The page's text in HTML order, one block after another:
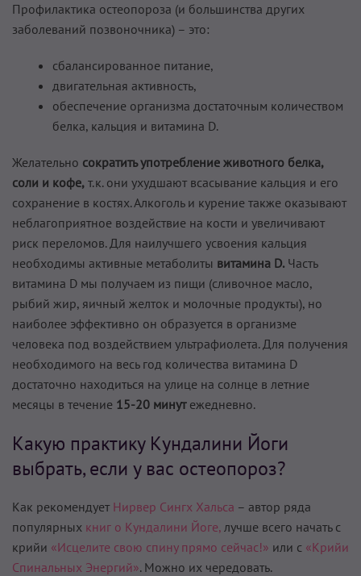
Профилактика остеопороза (и большинства других
заболеваний позвоночника) – это:
сбалансированное питание,
двигательная активность,
обеспечение организма достаточным количеством
белка, кальция и витамина D.
Желательно сократить употребление животного белка,
соли и кофе, т.к. они ухудшают всасывание кальция и его
сохранение в костях. Алкоголь и курение также оказывают
неблагоприятное воздействие на кости и увеличивают
риск переломов. Для наилучшего усвоения кальция
необходимы активные метаболиты витамина D. Часть
витамина D мы получаем из пищи (сливочное масло,
рыбий жир, яичный желток и молочные продукты), но
наиболее эффективно он образуется в организме
человека под воздействием ультрафиолета. Для получения
необходимого на весь год количества витамина D
достаточно находиться на улице на солнце в летние
месяцы в течение 15-20 минутежедневно.
Какую практику Кундалини Йоги
выбрать, если у вас остеопороз?
Как рекомендует Нирвер Сингх Хальса – автор ряда
популярных книг о Кундалини Йоге, лучше всего начать с
крийи «Исцелите свою спину прямо сейчас!» или с «Крийи
Спинальных Энергий». Можно их чередовать.